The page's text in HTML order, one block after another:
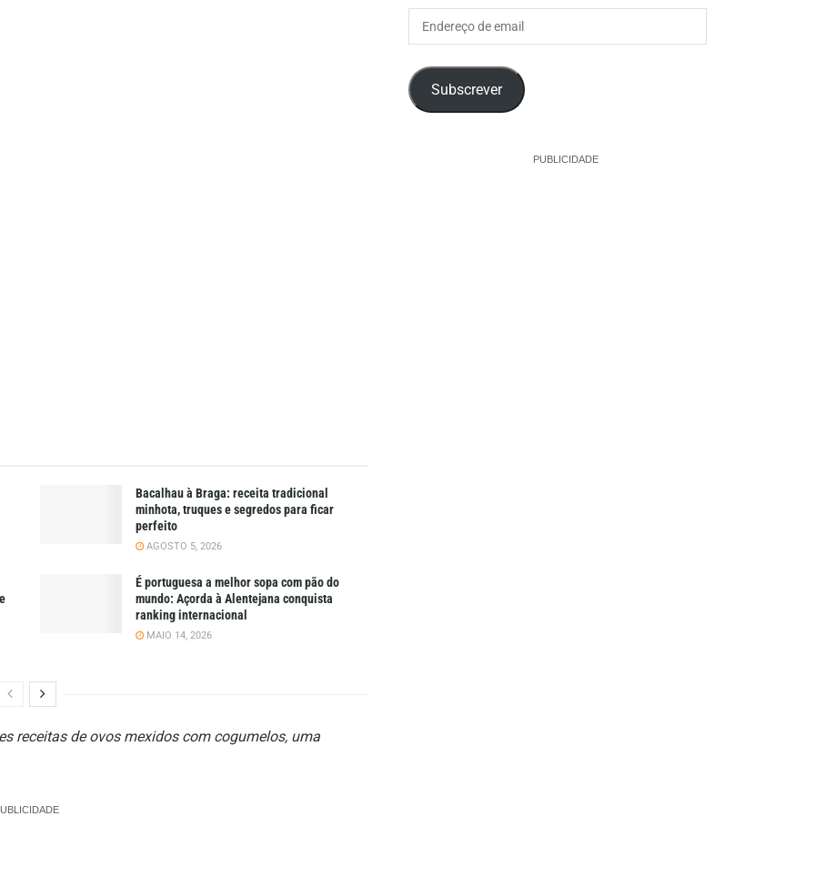
Bacalhau à Braga: receita tradicional
minhota, truques e segredos para ficar
perfeito
AGOSTO 5, 2026
É portuguesa a melhor sopa com pão do
mundo: Açorda à Alentejana conquista
ranking internacional
MAIO 14, 2026
receitas de ovos mexidos com cogumelos, uma
Subscrever
PUBLICIDADE